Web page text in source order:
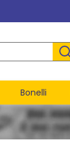
Bonelli